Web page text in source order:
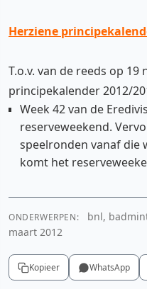
Herziene
T.o.v. van de reeds op
principekalender 2012/
Week 42 van de
reserveweekend.
speelronden vanaf die
komt het
ONDERWERPEN:
bnl,
maart 2012
Kopieer WhatsApp